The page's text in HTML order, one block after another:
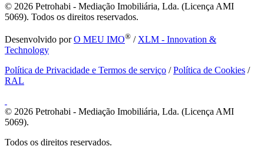
© 2026 Petrohabi - Mediação Imobiliária, Lda. (Licença AMI
5069). Todos os direitos reservados.
Desenvolvido porO MEU IMO® / XLM - Innovation &
Technology
Política de Privacidade e Termos de serviço /Política de Cookies /
RAL
© 2026 Petrohabi - Mediação Imobiliária, Lda. (Licença AMI
5069).
Todos os direitos reservados.